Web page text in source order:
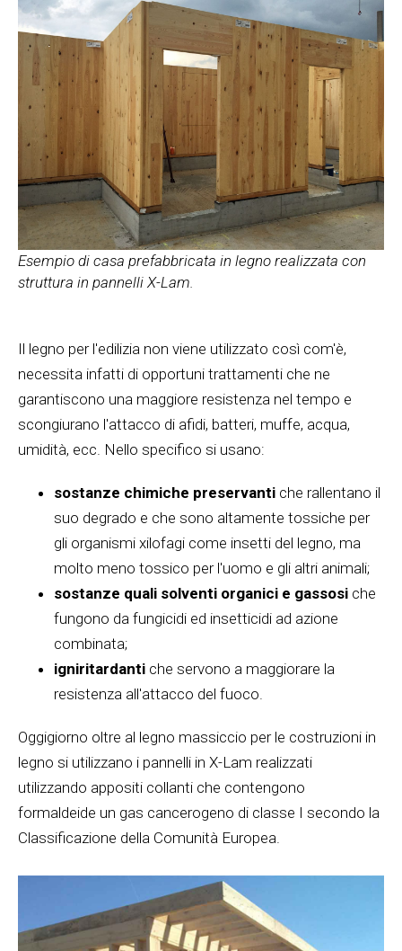
Esempio di casa prefabbricata in legno realizzata con
struttura in pannelli X-Lam.
Il legno per l'edilizia non viene utilizzato così com'è,
necessita infatti di opportuni trattamenti che ne
garantiscono una maggiore resistenza nel tempo e
scongiurano l'attacco di afidi, batteri, muffe, acqua,
umidità, ecc. Nello specifico si usano:
sostanze chimiche preservanti che rallentano il
suo degrado e che sono altamente tossiche per
gli organismi xilofagi come insetti del legno, ma
molto meno tossico per l'uomo e gli altri animali;
sostanze quali solventi organici e gassosi che
fungono da fungicidi ed insetticidi ad azione
combinata;
igniritardanti che servono a maggiorare la
resistenza all'attacco del fuoco.
Oggigiorno oltre al legno massiccio per le costruzioni in
legno si utilizzano i pannelli in X-Lam realizzati
utilizzando appositi collanti che contengono
formaldeide un gas cancerogeno di classe I secondo la
Classificazione della Comunità Europea.